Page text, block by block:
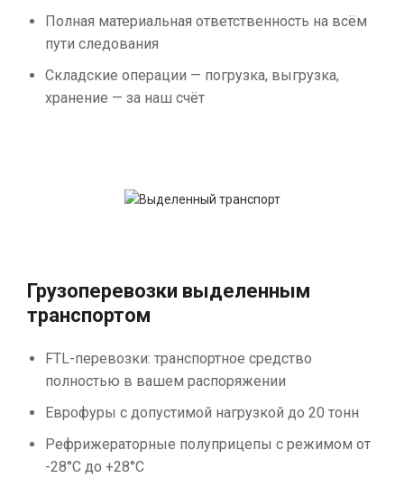
Полная материальная ответственность на всём
пути следования
Складские операции — погрузка, выгрузка,
хранение — за наш счёт
Грузоперевозки выделенным
транспортом
FTL-перевозки: транспортное средство
полностью в вашем распоряжении
Еврофуры с допустимой нагрузкой до 20 тонн
Рефрижераторные полуприцепы с режимом от
-28°С до +28°С